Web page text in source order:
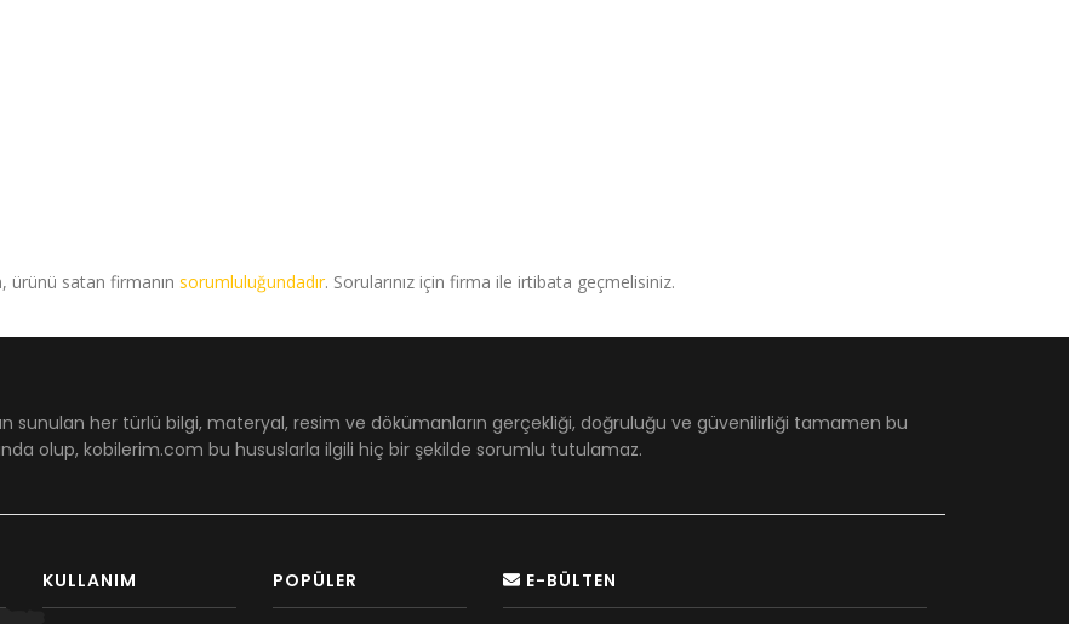
ürünü satan firmanın sorumluluğundadır. Sorularınız için firma ile irtibata geçmelisiniz.
sunulan her türlü bilgi, materyal, resim ve dökümanların gerçekliği, doğruluğu ve güvenilirliği tamamen bu
olup, kobilerim.com bu hususlarla ilgili hiç bir şekilde sorumlu tutulamaz.
KULLANIM POPÜLER E-BÜLTEN